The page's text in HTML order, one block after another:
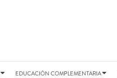
EDUCACIÓN COMPLEMENTARIA